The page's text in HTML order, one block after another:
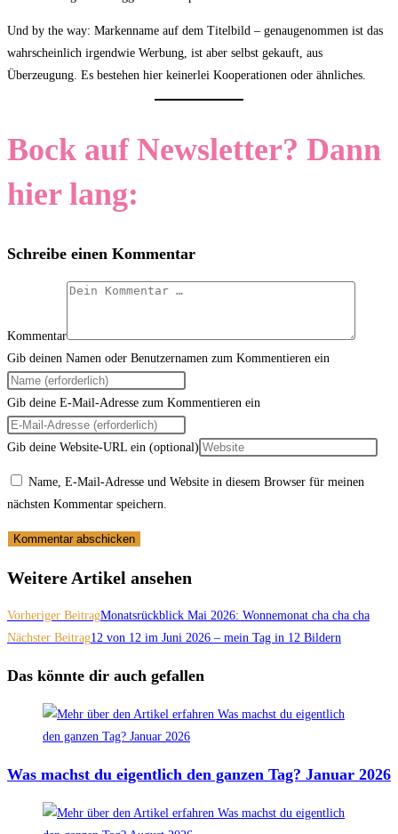
Und by the way: Markenname auf dem Titelbild – genaugenommen ist das
wahrscheinlich irgendwie Werbung, ist aber selbst gekauft, aus
Überzeugung. Es bestehen hier keinerlei Kooperationen oder ähnliches.
Bock auf Newsletter? Dann
hier lang:
Schreibe einen Kommentar
Kommentar
Gib deinen Namen oder Benutzernamen zum Kommentieren ein
Gib deine E-Mail-Adresse zum Kommentieren ein
Gib deine Website-URL ein (optional)
Name, E-Mail-Adresse und Website in diesem Browser für meinen
nächsten Kommentar speichern.
Weitere Artikel ansehen
Vorheriger BeitragMonatsrückblick Mai 2026: Wonnemonat cha cha cha
Nächster Beitrag12 von 12 im Juni 2026 – mein Tag in 12 Bildern
Das könnte dir auch gefallen
Was machst du eigentlich den ganzen Tag? Januar 2026